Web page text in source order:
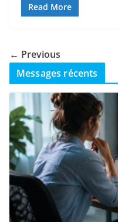
Read More
← Previous
Messages récents